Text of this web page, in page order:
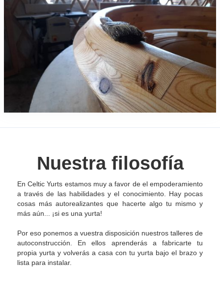
Nuestra filosofía
En Celtic Yurts estamos muy a favor de el empoderamiento
a través de las habilidades y el conocimiento. Hay pocas
cosas más autorealizantes que hacerte algo tu mismo y
más aún... ¡si es una yurta!
Por eso ponemos a vuestra disposición nuestros talleres de
autoconstrucción. En ellos aprenderás a fabricarte tu
propia yurta y volverás a casa con tu yurta bajo el brazo y
lista para instalar.